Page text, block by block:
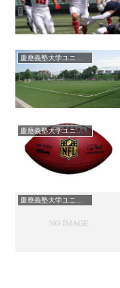
慶應義塾大学ユニコーンズ/Keio University Unicorns